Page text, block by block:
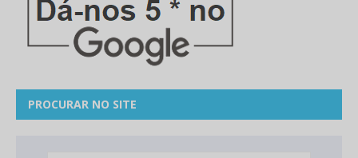
PROCURAR NO SITE